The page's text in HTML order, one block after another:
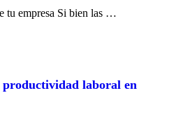
tu empresa Si bien las …
laboral en